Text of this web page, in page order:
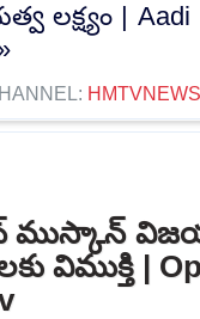
లక్ష్యం | Aadi
HMTVNEWS
ముస్కాన్
విముక్తి |